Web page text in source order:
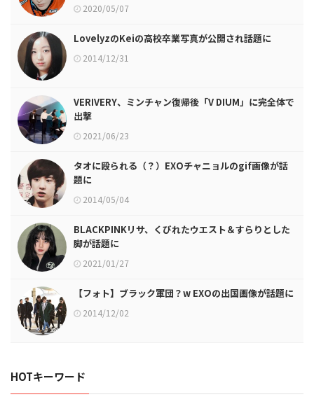
2020/05/07
LovelyzのKeiの高校卒業写真が公開され話題に
2014/12/31
VERIVERY、ミンチャン復帰後「V DIUM」に完全体で
出撃
2021/06/23
タオに殴られる（？）EXOチャニョルのgif画像が話
題に
2014/05/04
BLACKPINKリサ、くびれたウエスト＆すらりとした
脚が話題に
2021/01/27
【フォト】ブラック軍団？w EXOの出国画像が話題に
2014/12/02
HOTキーワード